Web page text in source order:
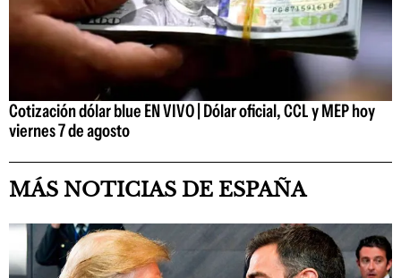
Cotización dólar blue EN VIVO | Dólar oficial, CCL y MEP hoy
viernes 7 de agosto
MÁS NOTICIAS DE ESPAÑA